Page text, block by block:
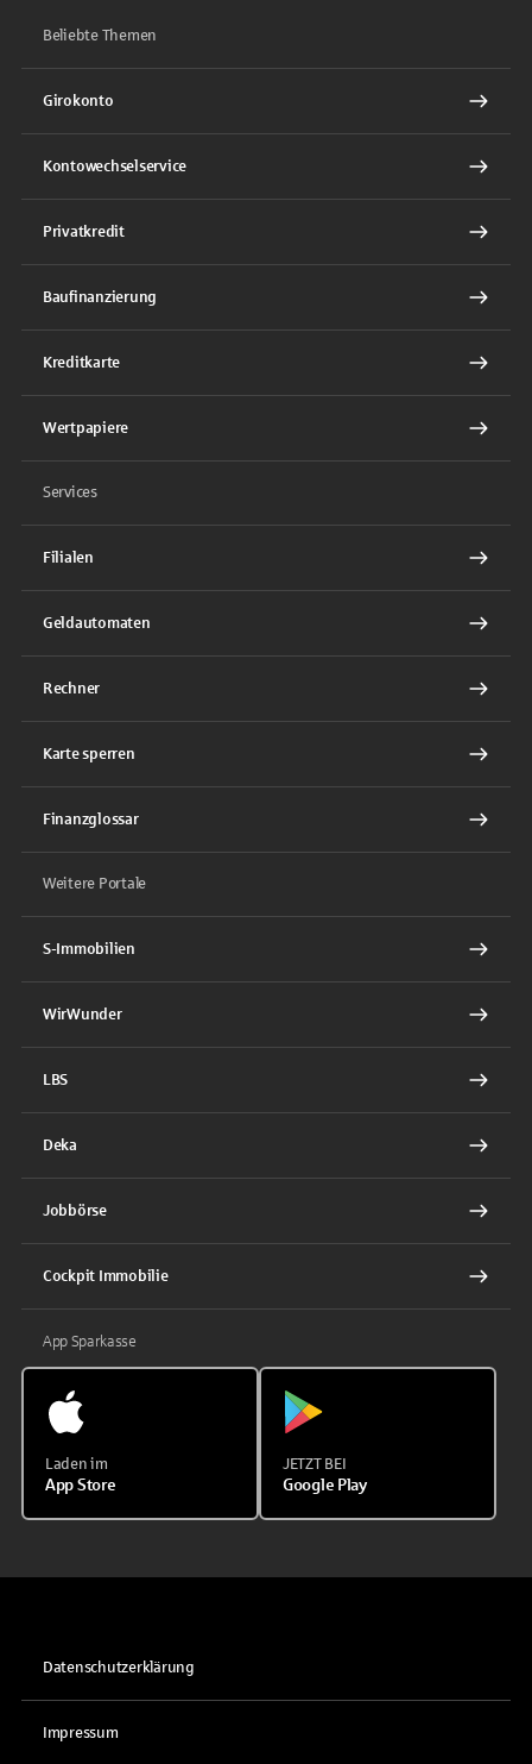
Beliebte Themen
Girokonto
Kontowechselservice
Privatkredit
Baufinanzierung
Kreditkarte
Wertpapiere
Services
Filialen
Geldautomaten
Rechner
Karte sperren
Finanzglossar
Weitere Portale
S-Immobilien
WirWunder
LBS
Deka
Jobbörse
Cockpit Immobilie
App Sparkasse
Laden im
App Store
JETZT BEI
Google Play
Datenschutzerklärung
Impressum